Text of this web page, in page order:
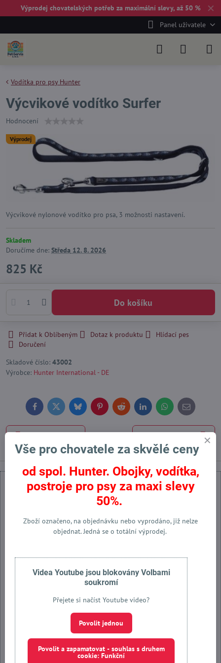
✕
Výprodej chovatelských potřeb za maximální slevy, až 50 %
Panel uživatele
Výprodej
Vodítka pro psy Hunter
Výcvikové vodítko Surfer
Hodnocení
Výcvikové nylonové vodítko pro psa, 3 možnosti nastavení.
Skladem
Doručíme dne: Středa 12. 8. 2026
825 Kč
Do košíku
Přidat k Oblíbeným Dotaz k produktu
Hlídací pes
Doručení
Skladové číslo: 43002
Výrobce: Hunter International - DE
FacebookTwitterBlueskyPinterestReddit LinkedInWhatsApp
E-
mail
Externí obsah je blokován Volbami soukromí
Povolit a zapamatovat - souhlas s druhem cookie: Funkční
Otevřít obsah v novém okně
Vše pro chovatele za skvělé ceny
od spol. Hunter. Obojky, vodítka,
postroje pro psy za maxi slevy
50%.
Zboží označeno, na objednávku nebo vyprodáno, již nelze
objednat. Jedná se o totální výprodej.
Videa Youtube jsou blokovány Volbami
soukromí
Přejete si načíst Youtube video?
Povolit jednou
Povolit a zapamatovat - souhlas s druhem
cookie: Funkční